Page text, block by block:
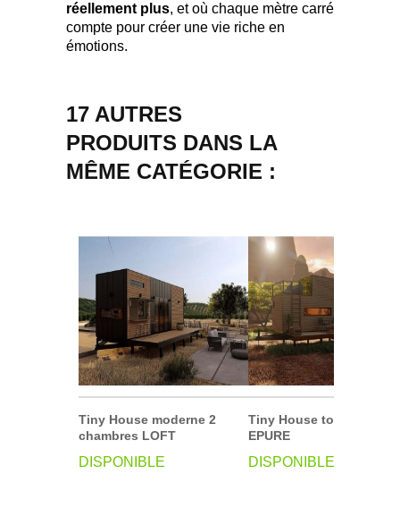
réellement plus, et où chaque mètre carré
compte pour créer une vie riche en
émotions.
17 AUTRES
PRODUITS DANS LA
MÊME CATÉGORIE :
Tiny House moderne 2
chambres LOFT
DISPONIBLE
Tiny House toit terrasse
EPURE
DISPONIBLE